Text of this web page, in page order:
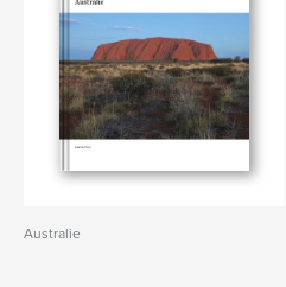
Australie